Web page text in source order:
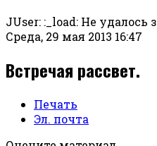
JUser: :_load: Не удалось
Среда, 29 мая 2013 16:47
Встречая рассвет.
Печать
Эл. почта